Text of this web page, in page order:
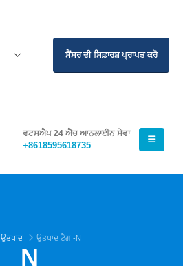
ਸੈਂਸਰ ਦੀ ਸਿਫ਼ਾਰਸ਼ ਪ੍ਰਾਪਤ ਕਰੋ
ਵਟਸਐਪ 24 ਐਚ ਆਨਲਾਈਨ ਸੇਵਾ
+8618595618735
ਉਤਪਾਦ ਉਤਪਾਦ ਟੈਗ -N
N